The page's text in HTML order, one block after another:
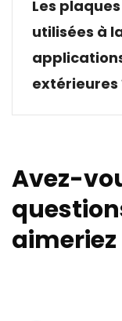
Les
utilisées à
extérieures
Avez-
aimeriez